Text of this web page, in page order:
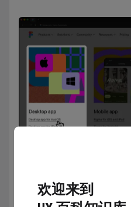
欢迎来到